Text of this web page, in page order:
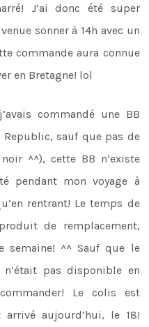
J’ai donc été super
sonner à 14h avec un
commande aura connue
en Bretagne! lol
commandé une BB
Republic, sauf que pas de
^^), cette BB n’existe
pendant mon voyage à
rentrant! Le temps de
de remplacement,
semaine! ^^ Sauf que le
pas disponible en
Le colis est
aujourd’hui, le 18!